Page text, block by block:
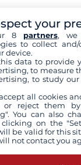
Dream
your
8 partners, we
to collect
device.
data to provide
to measure
to study
all cookies
or reject them
You can also
on the
be valid for this
not contact you